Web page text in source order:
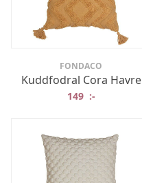
FONDACO
Kuddfodral Cora Havre
149 :-